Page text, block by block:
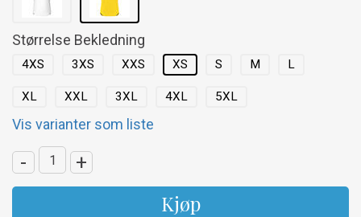
Størrelse Bekledning
4XS 3XS XXS XS S M L
XL XXL 3XL 4XL 5XL
Vis varianter som liste
- +
Kjøp